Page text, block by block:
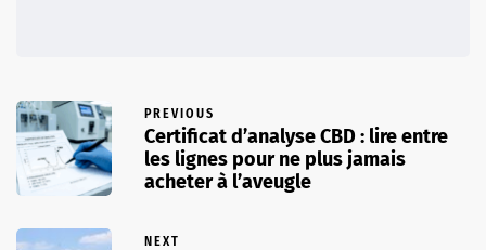
PREVIOUS
Certificat d’analyse CBD : lire entre
les lignes pour ne plus jamais
acheter à l’aveugle
NEXT